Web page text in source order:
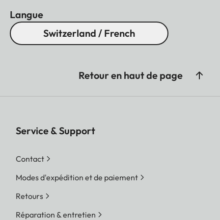
Langue
Switzerland / French
Retour en haut de page
Service & Support
Contact
Modes d'expédition et de paiement
Retours
Réparation & entretien